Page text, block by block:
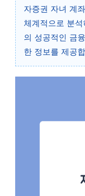
자증권 자녀 계
체계적으로 분
의 성공적인 금
한 정보를 제공